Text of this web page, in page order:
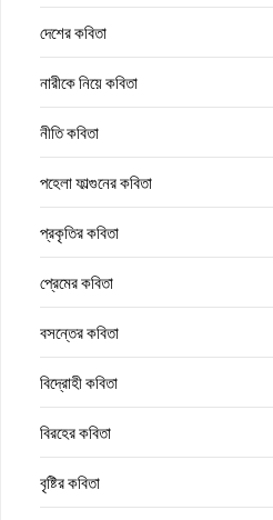
দেশের কবিতা
নারীকে নিয়ে কবিতা
নীতি কবিতা
পহেলা ফাল্গুনের কবিতা
প্রকৃতির কবিতা
প্রেমের কবিতা
বসন্তের কবিতা
বিদ্রোহী কবিতা
বিরহের কবিতা
বৃষ্টির কবিতা